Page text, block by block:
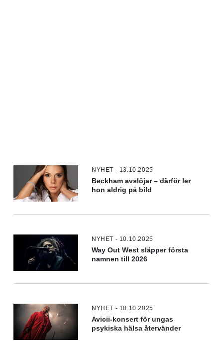
NYHET - 13.10.2025
Beckham avslöjar – därför ler
hon aldrig på bild
NYHET - 10.10.2025
Way Out West släpper första
namnen till 2026
NYHET - 10.10.2025
Avicii-konsert för ungas
psykiska hälsa återvänder